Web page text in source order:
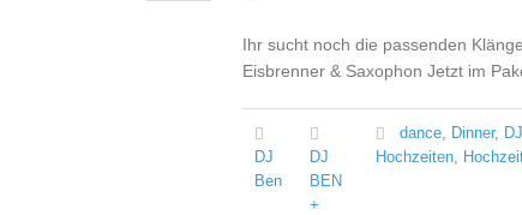
Ihr sucht noch die passenden
Eisbrenner & Saxophon Jetzt im
DJ
Ben
DJ
BEN
+
dance, Dinner, DJ
Hochzeiten,